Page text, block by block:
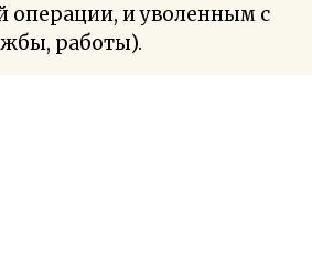
операции, и уволенным с
работы).